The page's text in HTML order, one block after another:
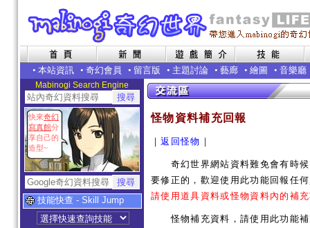
• 本站資訊 • 奇幻會員 • 留言版 • 主題討論 • 藝廊 • 繪圖 • 音樂廳
Mabinogi Search Engine
快來奇幻
寫真館分
享自己的
造型~
技能快查 - Skill Jump
怪物資料補充回報
｜返回怪物 ｜
奇幻世界網站資料難免會有時候
要修正的，歡迎使用此功能回報任
請使用道具資料或怪物資料內的補
怪物補充資料，請使用此功能補